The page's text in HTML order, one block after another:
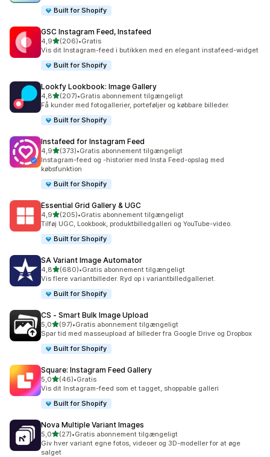
Built for Shopify
GSC Instagram Feed, Instafeed
4,9ud af 5 stjerner
(206)
206 anmeldelser i alt
•Gratis
Vis dit Instagram-feed i butikken med en elegant instafeed-widget
Built for Shopify
Lookfy Lookbook: Image Gallery
4,8ud af 5 stjerner
(207)
207 anmeldelser i alt
•Gratis abonnement tilgængeligt
Få kunder med fotogallerier, porteføljer og købbare billeder.
Built for Shopify
Instafeed for Instagram Feed
4,9ud af 5 stjerner
(373)
373 anmeldelser i alt
•Gratis abonnement tilgængeligt
Instagram-feed og -historier med Insta Feed-opslag med
købsfunktion
Built for Shopify
Essential Grid Gallery & UGC
4,9ud af 5 stjerner
(205)
205 anmeldelser i alt
•Gratis abonnement tilgængeligt
Tilføj UGC, Lookbook, produktbilledgalleri og YouTube-video.
Built for Shopify
SA Variant Image Automator
4,8ud af 5 stjerner
(680)
680 anmeldelser i alt
•Gratis abonnement tilgængeligt
Vis flere variantbilleder. Ryd op i variantbilledgalleriet.
Built for Shopify
CS ‑ Smart Bulk Image Upload
5,0ud af 5 stjerner
(97)
97 anmeldelser i alt
•Gratis abonnement tilgængeligt
Spar tid med masseupload af billeder fra Google Drive og Dropbox
Built for Shopify
Square: Instagram Feed Gallery
5,0ud af 5 stjerner
(46)
46 anmeldelser i alt
•Gratis
Vis dit Instagram-feed som et tagget, shoppable galleri
Built for Shopify
Nova Multiple Variant Images
5,0ud af 5 stjerner
(27)
27 anmeldelser i alt
•Gratis abonnement tilgængeligt
Giv hver variant egne fotos, videoer og 3D-modeller for at øge
salget